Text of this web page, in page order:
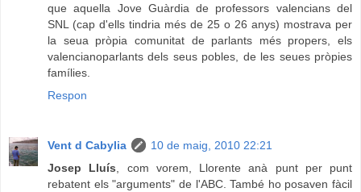
que aquella Jove Guàrdia de professors valencians del
SNL (cap d'ells tindria més de 25 o 26 anys) mostrava per
la seua pròpia comunitat de parlants més propers, els
valencianoparlants dels seus pobles, de les seues pròpies
famílies.
Respon
Vent d Cabylia
10 de maig, 2010 22:21
Josep Lluís , com vorem, Llorente anà punt per punt
rebatent els "arguments" de l'ABC. També ho posaven fàcil